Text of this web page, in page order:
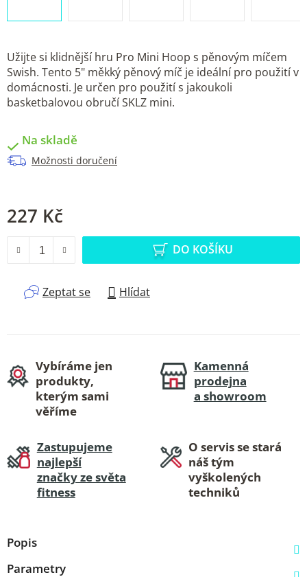
Užijte si klidnější hru Pro Mini Hoop s pěnovým míčem
Swish. Tento 5" měkký pěnový míč je ideální pro použití v
domácnosti. Je určen pro použití s jakoukoli
basketbalovou obručí SKLZ mini.
Na skladě
Možnosti doručení
227 Kč
DO KOŠÍKU
Zeptat se Hlídat
Vybíráme jen
produkty,
kterým sami
věříme
Kamenná
prodejna
a showroom
Zastupujeme
najlepší
značky ze světa
fitness
O servis se stará
náš tým
vyškolených
techniků
Popis
Parametry